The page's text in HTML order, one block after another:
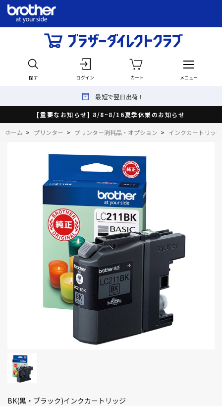
探す ログイン カート メニュー
最短で翌日出荷！
[重要なお知らせ] 8/8~8/16夏季休業のお知らせ
ホーム > プリンター > プリンター消耗品・オプション > インクカートリッジ
BK(黒・ブラック)インクカートリッジ